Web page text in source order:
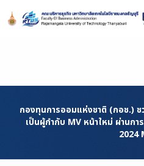
Content
กองทุนการออมแห่งชาติ (กอช.)
เป็นผู้กำกับ MV หน้าใหม่ ผ่านก
2024